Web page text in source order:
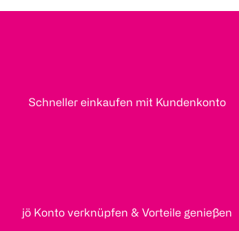
Schneller einkaufen mit Kundenkonto
jö Konto verknüpfen & Vorteile genießen